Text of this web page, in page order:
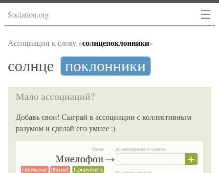
☰
Sociation.org
Ассоциации к слову «солнцепоклонники»
солнце поклонники
Мало ассоциаций?
Добавь свои! Сыграй в ассоциации с коллективным
разумом и сделай его умнее :)